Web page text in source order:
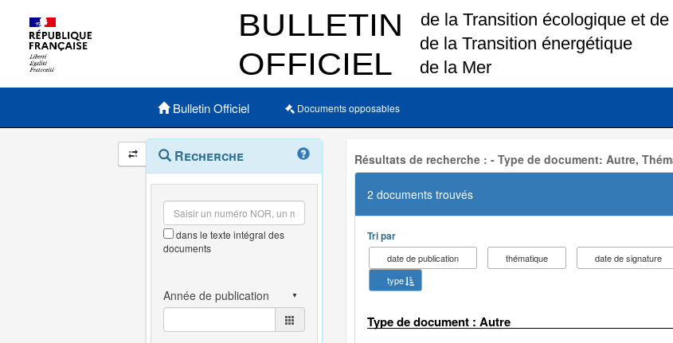
Menu principal
Bulletin Officiel Documents opposables
Navigation
et
outils
annexes
Menu
contextuel
Recherche
dans le texte intégral des
documents
Résultats de recherche : - Type de document: Autre,
2 documents trouvés
Tri par
date de publication thématique
date de signature
type
Type de document : Autre